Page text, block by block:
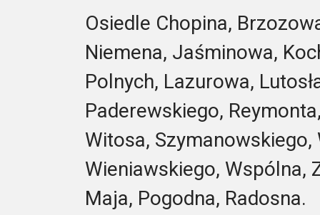
Osiedle Chopina,
Niemena, Jaśminowa,
Polnych, Lazurowa,
Paderewskiego,
Witosa, Szymanowskiego,
Wieniawskiego, Wspólna,
Maja, Pogodna, Radosna.